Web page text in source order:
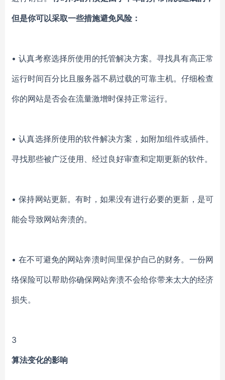
但是你可以采取一些措施避免风险：
• 认真考察选择所使用的托管解决方案。寻找具有高正常
运行时间百分比且服务器不易过载的可靠主机。仔细检查
你的网站是否会在流量激增时保持正常运行。
• 认真选择所使用的软件解决方案，如附加组件或插件。
寻找那些被广泛使用、经过良好审查和定期更新的软件。
• 保持网站更新。有时，如果没有进行必要的更新，是可
能会导致网站奔溃的。
• 在不可避免的网站奔溃时间里保护自己的财务。一份网
络保险可以帮助你确保网站奔溃不会给你带来太大的经济
损失。
3
算法变化的影响